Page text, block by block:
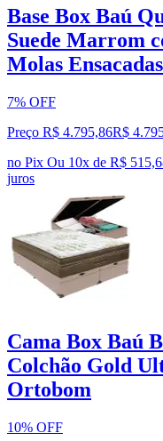
Base Box Baú
Suede Marrom
Molas Ensacadas
7% OFF
Preço R$ 4.795,86R$
no Pix Ou 10x de R$
juros
Cama Box Baú
Colchão Gold
Ortobom
10% OFF